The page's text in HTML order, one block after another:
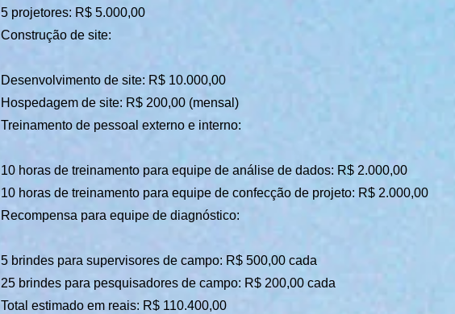
5 projetores: R$ 5.000,00
Construção de site:
Desenvolvimento de site: R$ 10.000,00
Hospedagem de site: R$ 200,00 (mensal)
Treinamento de pessoal externo e interno:
10 horas de treinamento para equipe de análise de dados: R$ 2.000,00
10 horas de treinamento para equipe de confecção de projeto: R$ 2.000,00
Recompensa para equipe de diagnóstico:
5 brindes para supervisores de campo: R$ 500,00 cada
25 brindes para pesquisadores de campo: R$ 200,00 cada
Total estimado em reais: R$ 110.400,00